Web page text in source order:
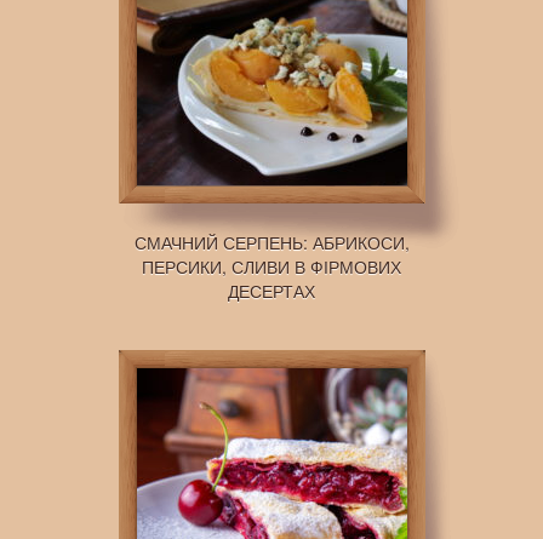
СМАЧНИЙ СЕРПЕНЬ: АБРИКОСИ,
ПЕРСИКИ, СЛИВИ В ФІРМОВИХ
ДЕСЕРТАХ